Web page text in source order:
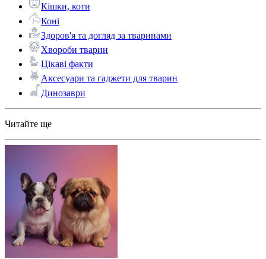
Кішки, коти
Коні
Здоров'я та догляд за тваринами
Хвороби тварин
Цікаві факти
Аксесуари та гаджети для тварин
Динозаври
Читайте ще